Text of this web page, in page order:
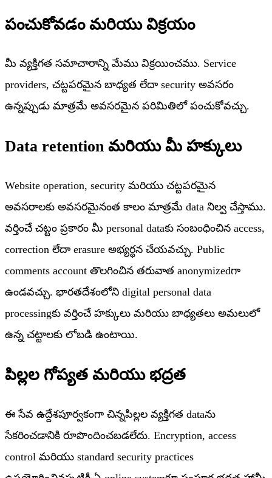
పంచుకోవడం మరియు విక్రయం
మీ వ్యక్తిగత సమాచారాన్ని మేము విక్రయించము. Service
providers, చట్టపరమైన బాధ్యత లేదా security అవసరం
ఉన్నప్పుడు మాత్రమే అవసరమైన పరిమితిలో పంచుకోవచ్చు.
Data retention మరియు మీ హక్కులు
Website operation, security మరియు చట్టపరమైన
అవసరాలకు అవసరమైనంత కాలం మాత్రమే data నిల్వ చేస్తాము.
వర్తించే చట్టం ప్రకారం మీ personal dataకు సంబంధించిన access,
correction లేదా erasure అభ్యర్థన చేయవచ్చు. Public
comments account తొలగించిన తరువాత anonymizedగా
ఉండవచ్చు. భారతదేశంలోని digital personal data
processingకు వర్తించే హక్కులు మరియు బాధ్యతలు అమలులో
ఉన్న చట్టాలకు లోబడి ఉంటాయి.
పిల్లల గోప్యత మరియు భద్రత
ఈ సేవ ఉద్దేశపూర్వకంగా చిన్నపిల్లల వ్యక్తిగత dataను
సేకరించడానికి రూపొందించబడలేదు. Encryption, access
control మరియు standard security practices